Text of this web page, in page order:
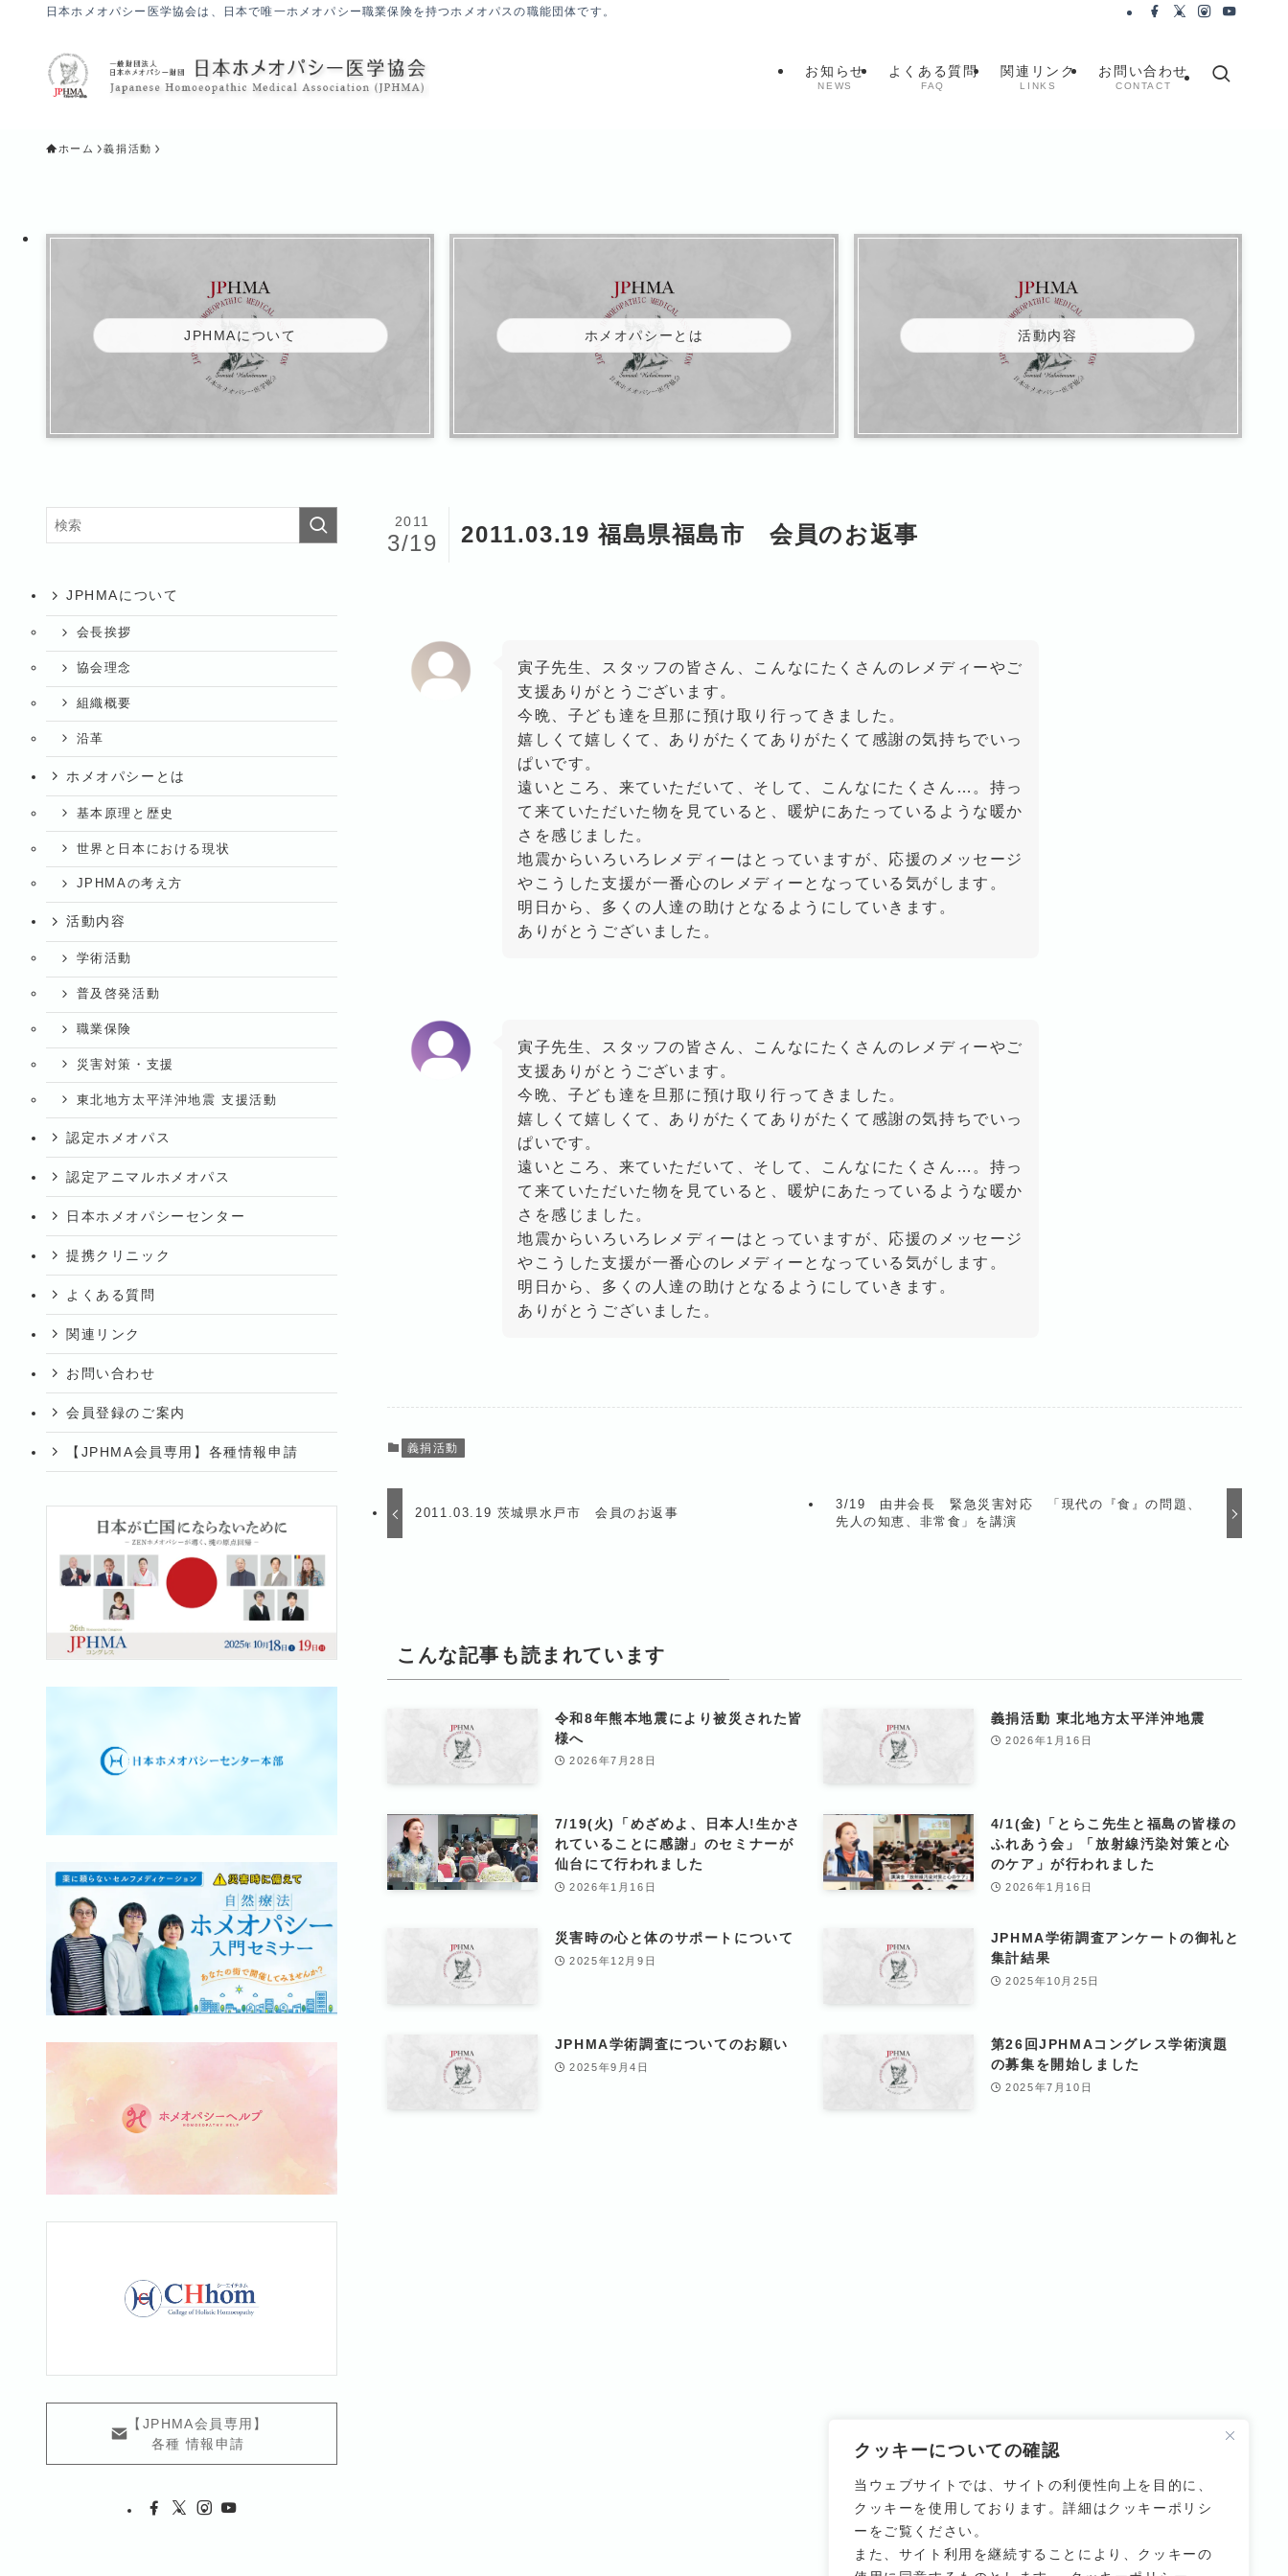
クッキーについての確認
当ウェブサイトでは、サイトの利便性向上を目的に、
クッキーを使用しております。詳細はクッキーポリシ
ーをご覧ください。
また、サイト利用を継続することにより、クッキーの
日本ホメオパシー医学協会は、日本で唯一ホメオパシー職業保険を持つホメオパスの職能団体です。
お知らせ
NEWS
よくある質問
FAQ
関連リンク
LINKS
お問い合わせ
CONTACT
ホーム 義捐活動
JPHMAについて ホメオパシーとは 活動内容
2011.03.19 福島県福島市 会員のお返事
2011
3/19
寅子先生、スタッフの皆さん、こんなにたくさんのレメディーやご
支援ありがとうございます。
今晩、子ども達を旦那に預け取り行ってきました。
嬉しくて嬉しくて、ありがたくてありがたくて感謝の気持ちでいっ
ぱいです。
遠いところ、来ていただいて、そして、こんなにたくさん…。持っ
て来ていただいた物を見ていると、暖炉にあたっているような暖か
さを感じました。
地震からいろいろレメディーはとっていますが、応援のメッセージ
やこうした支援が一番心のレメディーとなっている気がします。
明日から、多くの人達の助けとなるようにしていきます。
ありがとうございました。
寅子先生、スタッフの皆さん、こんなにたくさんのレメディーやご
支援ありがとうございます。
今晩、子ども達を旦那に預け取り行ってきました。
嬉しくて嬉しくて、ありがたくてありがたくて感謝の気持ちでいっ
ぱいです。
遠いところ、来ていただいて、そして、こんなにたくさん…。持っ
て来ていただいた物を見ていると、暖炉にあたっているような暖か
さを感じました。
地震からいろいろレメディーはとっていますが、応援のメッセージ
やこうした支援が一番心のレメディーとなっている気がします。
明日から、多くの人達の助けとなるようにしていきます。
ありがとうございました。
義捐活動
2011.03.19 茨城県水戸市 会員のお返事
3/19 由井会長 緊急災害対応 「現代の『食』の問題、
先人の知恵、非常食」を講演
こんな記事も読まれています
令和8年熊本地震により被災された皆
様へ
2026年7月28日
義捐活動 東北地方太平洋沖地震
2026年1月16日
7/19(火)「めざめよ、日本人!生かさ
れていることに感謝」のセミナーが
仙台にて行われました
2026年1月16日
4/1(金)「とらこ先生と福島の皆様の
ふれあう会」「放射線汚染対策と心
のケア」が行われました
2026年1月16日
災害時の心と体のサポートについて
2025年12月9日
JPHMA学術調査アンケートの御礼と
集計結果
2025年10月25日
JPHMA学術調査についてのお願い
2025年9月4日
第26回JPHMAコングレス学術演題
の募集を開始しました
2025年7月10日
JPHMAについて
会長挨拶
協会理念
組織概要
沿革
ホメオパシーとは
基本原理と歴史
世界と日本における現状
JPHMAの考え方
活動内容
学術活動
普及啓発活動
職業保険
災害対策・支援
東北地方太平洋沖地震 支援活動
認定ホメオパス
認定アニマルホメオパス
日本ホメオパシーセンター
提携クリニック
よくある質問
関連リンク
お問い合わせ
会員登録のご案内
【JPHMA会員専用】各種情報申請
【JPHMA会員専用】
各種 情報申請